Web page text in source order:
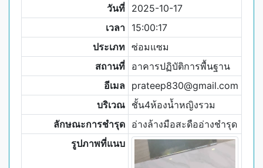
วันที่ 2025-10-17
เวลา 15:00:17
ประเภท ซ่อมแซม
สถานที่ อาคารปฏิบัติการพื้นฐาน
อีเมล prateep830@gmail.com
บริเวณ ชั้น4ห้องน้ำหญิงรวม
ลักษณะการชำรุด อ่างล้างมือสะดืออ่างชำรุด
รูปภาพที่แนบ